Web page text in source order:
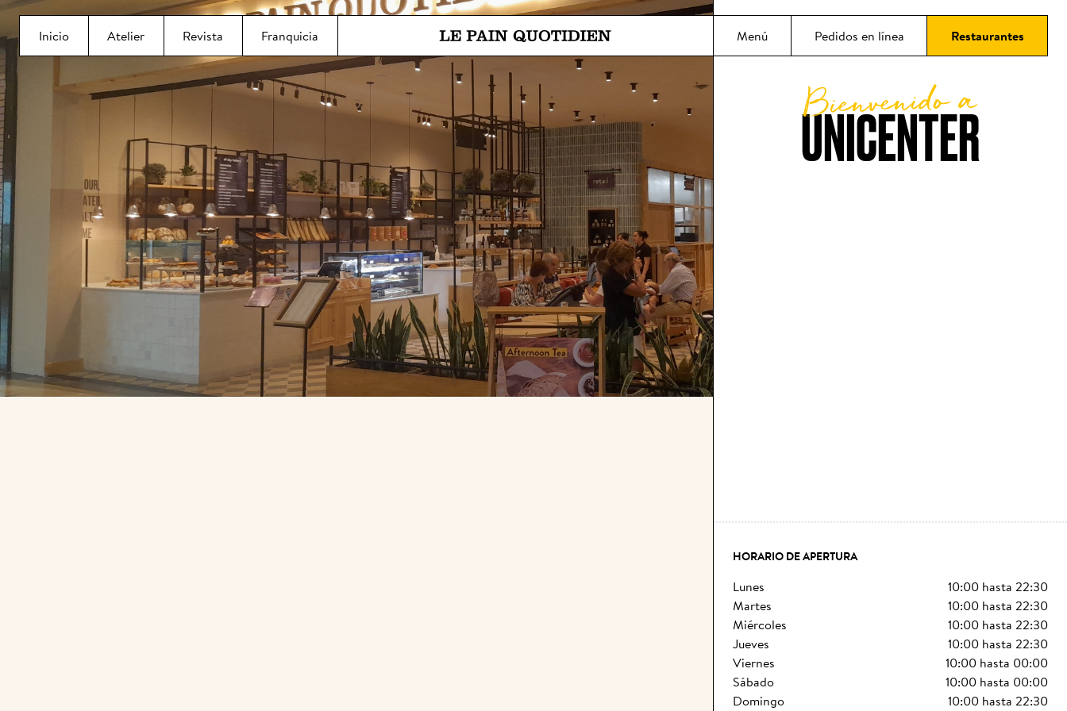
Ir directamente al contenido principal
Inicio
Atelier Revista Franquicia
Le Pain Quotidien significa: El pan de cada día
Menú Pedidos en línea Restaurantes
UNICENTER
Bienvenido a
HORARIO DE APERTURA
lunes 10:00 hasta 22:30
martes
10:00 hasta 22:30
miércoles
10:00 hasta 22:30
jueves
10:00 hasta 22:30
viernes
10:00 hasta 00:00
sábado
10:00 hasta 00:00
domingo
10:00 hasta 22:30